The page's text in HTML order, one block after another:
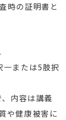
時の証明書と
一または5肢択
内容は講義
や健康被害に